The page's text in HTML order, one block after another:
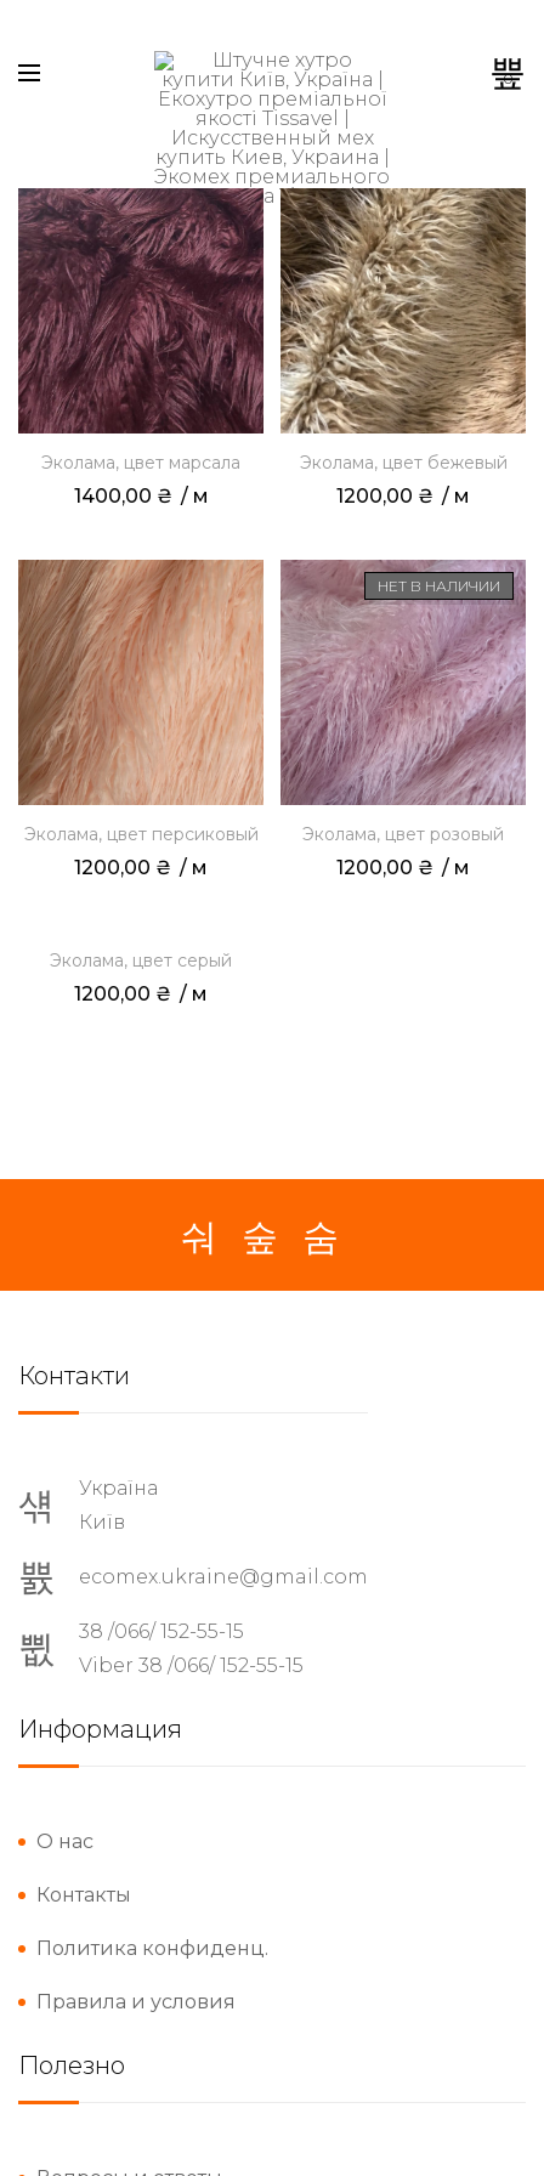
0
Эколама, цвет марсала
1400,00 ₴ / м
Эколама, цвет бежевый
1200,00 ₴ / м
Эколама, цвет персиковый
1200,00 ₴ / м
НЕТ В НАЛИЧИИ
Эколама, цвет розовый
1200,00 ₴ / м
НЕТ В НАЛИЧИИ
Эколама, цвет серый
1200,00 ₴ / м
Контакти
Україна
Київ
ecomex.ukraine@gmail.com
38 /066/ 152-55-15
Viber 38 /066/ 152-55-15
Информация
О нас
Контакты
Политика конфиденц.
Правила и условия
Полезно